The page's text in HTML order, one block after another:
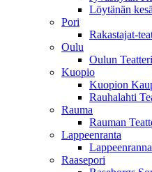
Löytänän
Pori
Rakastajat-
Oulu
Oulun Teatteri
Kuopio
Kuopion
Rauhalahti
Rauma
Rauman
Lappeenranta
Raasepori